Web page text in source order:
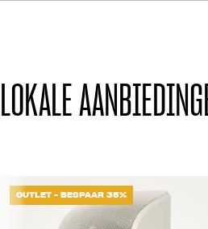
LOKALE
OUTLET - BESPAAR 35%